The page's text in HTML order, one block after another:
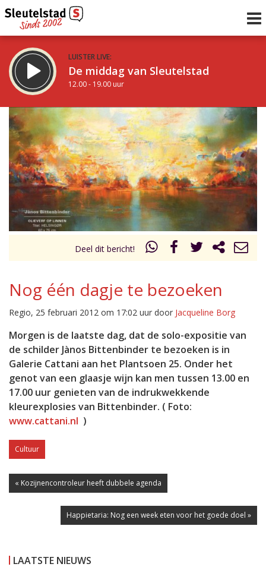
LUISTER LIVE:
De middag van Sleutelstad
12.00 - 19.00 uur
STRAKS:
De avond van Sleutelstad
19.00 - 22.00 uur
Vorig uur
uur 1 van 0 Volgend uur
Inklappen
Deel dit bericht!
Nog één dagje te bezoeken
Regio, 25 februari 2012 om 17:02 uur door Jacqueline Borg
Morgen is de laatste dag, dat de solo-expositie van
de schilder Jànos Bittenbinder te bezoeken is in
Galerie Cattani aan het Plantsoen 25. Onder het
genot van een glaasje wijn kan men tussen 13.00 en
17.00 uur genieten van de indrukwekkende
kleurexplosies van Bittenbinder. ( Foto:
www.cattani.nl )
Cultuur
« Kozijnencontroleur heeft dubbele agenda
Happietaria: Nog een week eten voor het goede doel »
LAATSTE NIEUWS